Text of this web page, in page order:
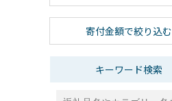
寄付金額で絞り込む
キーワード検索